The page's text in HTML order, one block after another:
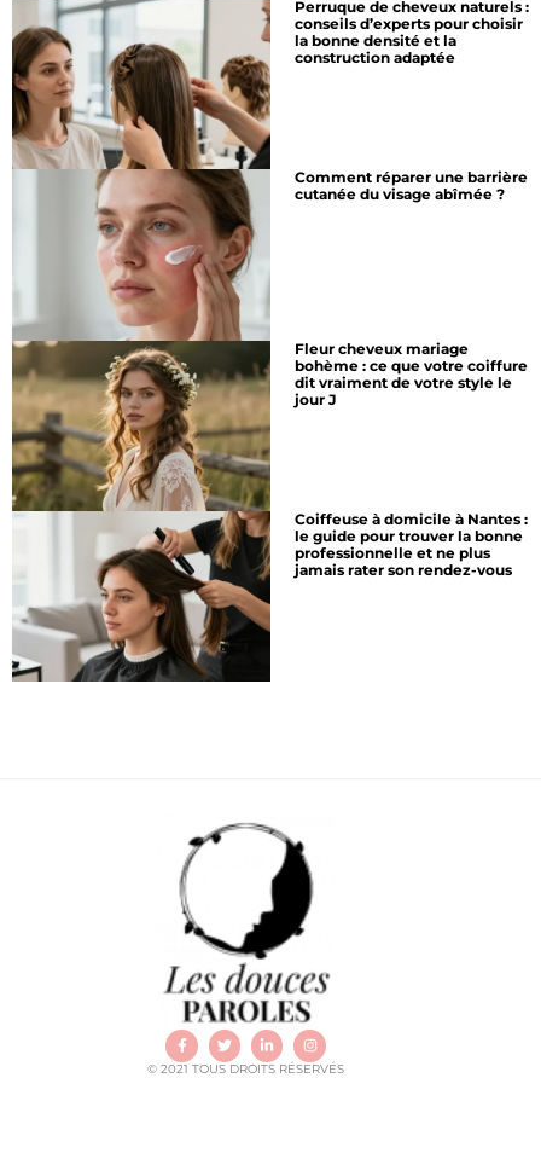
Perruque de cheveux naturels :
conseils d’experts pour choisir
la bonne densité et la
construction adaptée
Comment réparer une barrière
cutanée du visage abîmée ?
Fleur cheveux mariage
bohème : ce que votre coiffure
dit vraiment de votre style le
jour J
Coiffeuse à domicile à Nantes :
le guide pour trouver la bonne
professionnelle et ne plus
jamais rater son rendez-vous
© 2021 TOUS DROITS RÉSERVÉS